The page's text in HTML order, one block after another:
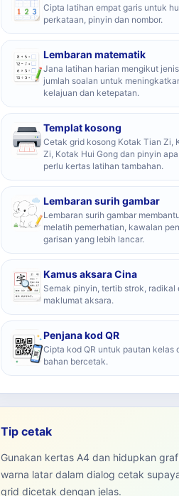
Cipta latihan empat garis untuk
perkataan, pinyin dan nombor.
Lembaran matematik
Jana latihan harian mengikut
jumlah soalan untuk
kelajuan dan ketepatan.
Templat kosong
Cetak grid kosong Kotak Tian Zi,
Zi, Kotak Hui Gong dan pinyin
perlu kertas latihan tambahan.
Lembaran surih gambar
Lembaran surih gambar
melatih pemerhatian, kawalan
garisan yang lebih lancar.
Kamus aksara Cina
Semak pinyin, tertib strok, radikal
maklumat aksara.
Penjana kod QR
Cipta kod QR untuk pautan kelas
bahan bercetak.
Tip cetak
Gunakan kertas A4 dan hidupkan
warna latar dalam dialog cetak
grid dicetak dengan jelas.